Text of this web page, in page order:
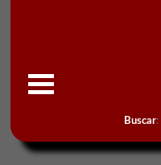
Buscar: